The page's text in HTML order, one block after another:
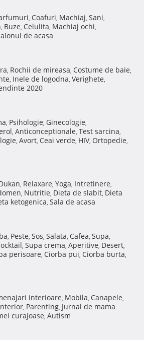
, Coafuri, Machiaj, Sani,
, Buze, Celulita, Machiaj ochi,
de acasa
, Rochii de mireasa, Costume de baie,
, Inele de logodna, Verighete,
2020
, Psihologie, Ginecologie,
, Anticonceptionale, Test sarcina,
, Avort, Ceai verde, HIV, Ortopedie,
, Relaxare, Yoga, Intretinere,
, Nutritie, Dieta de slabit, Dieta
ketogenica, Sala de acasa
, Peste, Sos, Salata, Cafea, Supa,
, Supa crema, Aperitive, Desert,
perisoare, Ciorba pui, Ciorba burta,
interioare, Mobila, Canapele,
, Parenting, Jurnal de mama
curajoase, Autism